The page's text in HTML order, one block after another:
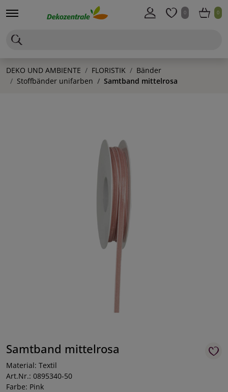
0 0
DEKO UND AMBIENTE FLORISTIK
Bänder
Stoffbänder unifarben
Samtband mittelrosa
Samtband mittelrosa
Material: Textil
Art.Nr.: 0895340-50
Farbe: Pink